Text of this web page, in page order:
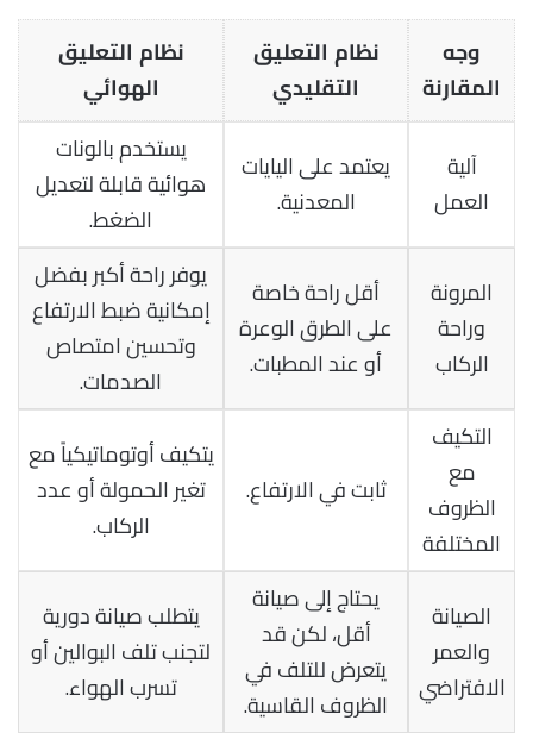
وجه
المقارنة
نظام التعليق
التقليدي
نظام التعليق
الهوائي
آلية
العمل
يعتمد على اليايات
المعدنية.
يستخدم بالونات
هوائية قابلة لتعديل
الضغط.
المرونة
وراحة
الركاب
أقل راحة خاصة
على الطرق الوعرة
أو عند المطبات.
يوفر راحة أكبر بفضل
إمكانية ضبط الارتفاع
وتحسين امتصاص
الصدمات.
التكيف
مع
الظروف
المختلفة
ثابت في الارتفاع.
يتكيف أوتوماتيكياً مع
تغير الحمولة أو عدد
الركاب.
الصيانة
والعمر
الافتراضي
يحتاج إلى صيانة
أقل، لكن قد
يتعرض للتلف في
الظروف القاسية.
يتطلب صيانة دورية
لتجنب تلف البوالين أو
تسرب الهواء.